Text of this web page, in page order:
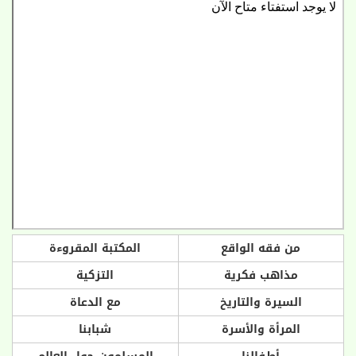
من فقه الواقع
المكتبة المقروءة
مذاهب فكرية
التزكية
السيرة والتاريخ
مع الدعاة
المرأة والأسرة
شبابنا